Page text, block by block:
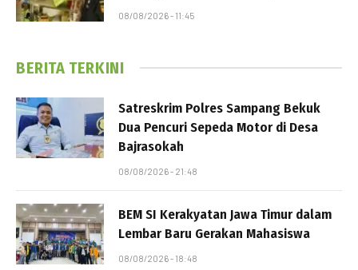
08/08/2026 - 11:45
BERITA TERKINI
Satreskrim Polres Sampang Bekuk
Dua Pencuri Sepeda Motor di Desa
Bajrasokah
08/08/2026 - 21:48
BEM SI Kerakyatan Jawa Timur dalam
Lembar Baru Gerakan Mahasiswa
08/08/2026 - 18:48